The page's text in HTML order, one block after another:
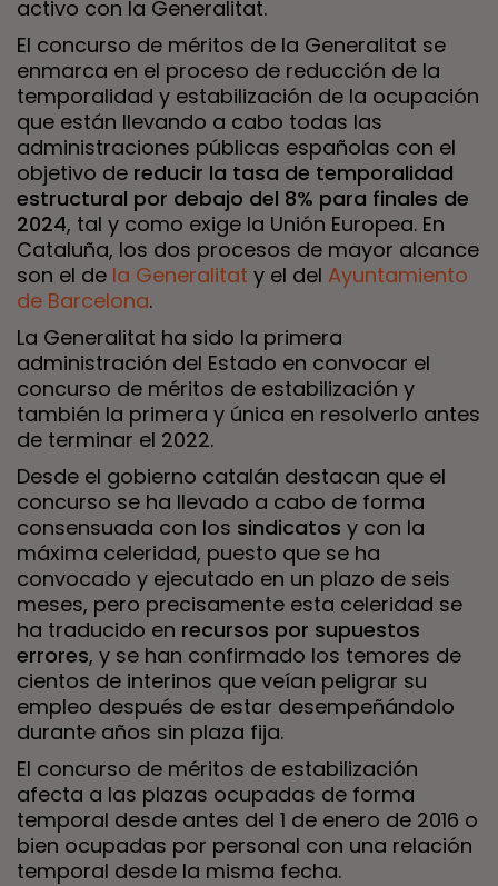
activo con la Generalitat.
El concurso de méritos de la Generalitat se
enmarca en el proceso de reducción de la
temporalidad y estabilización de la ocupación
que están llevando a cabo todas las
administraciones públicas españolas con el
objetivo de reducir la tasa de temporalidad
estructural por debajo del 8% para finales de
2024, tal y como exige la Unión Europea. En
Cataluña, los dos procesos de mayor alcance
son el de la Generalitat y el del Ayuntamiento
de Barcelona.
La Generalitat ha sido la primera
administración del Estado en convocar el
concurso de méritos de estabilización y
también la primera y única en resolverlo antes
de terminar el 2022.
Desde el gobierno catalán destacan que el
concurso se ha llevado a cabo de forma
consensuada con los sindicatos y con la
máxima celeridad, puesto que se ha
convocado y ejecutado en un plazo de seis
meses, pero precisamente esta celeridad se
ha traducido en recursos por supuestos
errores, y se han confirmado los temores de
cientos de interinos que veían peligrar su
empleo después de estar desempeñándolo
durante años sin plaza fija.
El concurso de méritos de estabilización
afecta a las plazas ocupadas de forma
temporal desde antes del 1 de enero de 2016 o
bien ocupadas por personal con una relación
temporal desde la misma fecha.